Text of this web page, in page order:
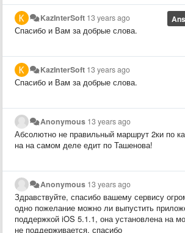
KazInterSoft 13 years ago
Спасибо и Вам за добрые слова.
KazInterSoft 13 years ago
Спасибо и Вам за добрые слова.
Anonymous 13 years ago
Абсолютно не правильный маршрут 2ки по
на на самом деле едит по Ташенова!
Anonymous 13 years ago
Здравствуйте, спасибо вашему сервису
одно пожелание можно ли выпустить
поддержкой iOS 5.1.1, она установлена на
не поддерживается, спасибо